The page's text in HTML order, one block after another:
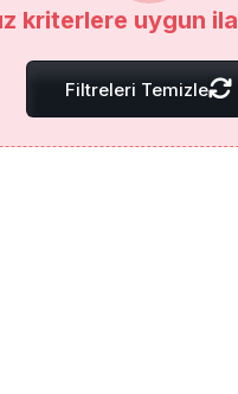
kriterlere uygun
Filtreleri Temizle